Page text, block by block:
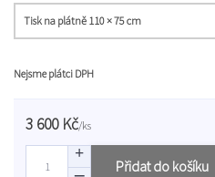
Nejsme plátci DPH
3 600 Kč/ks
Přidat do košíku